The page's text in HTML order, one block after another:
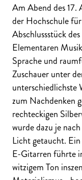
Am Abend des 17.
der Hochschule
Abschlussstück
Elementaren
Sprache und
Zuschauer unter
unterschiedlichste
zum Nachdenken
rechteckigen
wurde dazu je
Licht getaucht.
E-Gitarren führte
witzigem Ton